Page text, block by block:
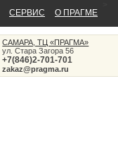
СЕРВИС О ПРАГМЕ
САМАРА, ТЦ «ПРАГМА»
ул. Стара Загора 56
+7(846)2-701-701
zakaz@pragma.ru